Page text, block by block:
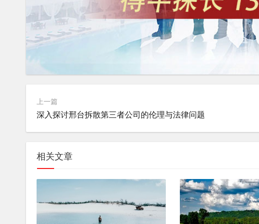
上一篇
深入探讨邢台拆散第三者公司的伦理与法律问题
相关文章